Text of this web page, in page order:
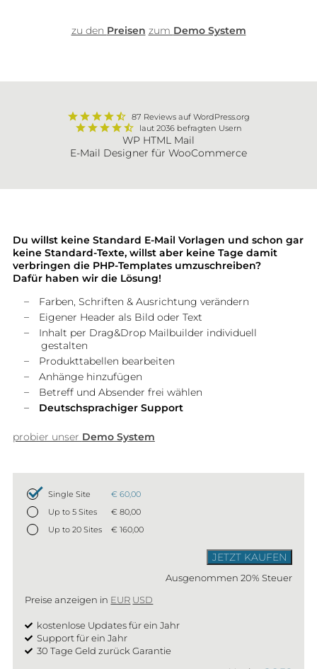
zu den Preisen zum Demo System
87 Reviews auf WordPress.org
laut 2036 befragten Usern
WP HTML Mail
E-Mail Designer für WooCommerce
Du willst keine Standard E-Mail Vorlagen und schon gar
keine Standard-Texte, willst aber keine Tage damit
verbringen die PHP-Templates umzuschreiben?
Dafür haben wir die Lösung!
Farben, Schriften & Ausrichtung verändern
Eigener Header als Bild oder Text
Inhalt per Drag&Drop Mailbuilder individuell
gestalten
Produkttabellen bearbeiten
Anhänge hinzufügen
Betreff und Absender frei wählen
Deutschsprachiger Support
probier unser Demo System
Single Site
€ 60,00
Up to 5 Sites
€ 80,00
Up to 20 Sites
€ 160,00
JETZT KAUFEN
Ausgenommen 20% Steuer
Preise anzeigen in EUR USD
kostenlose Updates für ein Jahr
Support für ein Jahr
30 Tage Geld zurück Garantie